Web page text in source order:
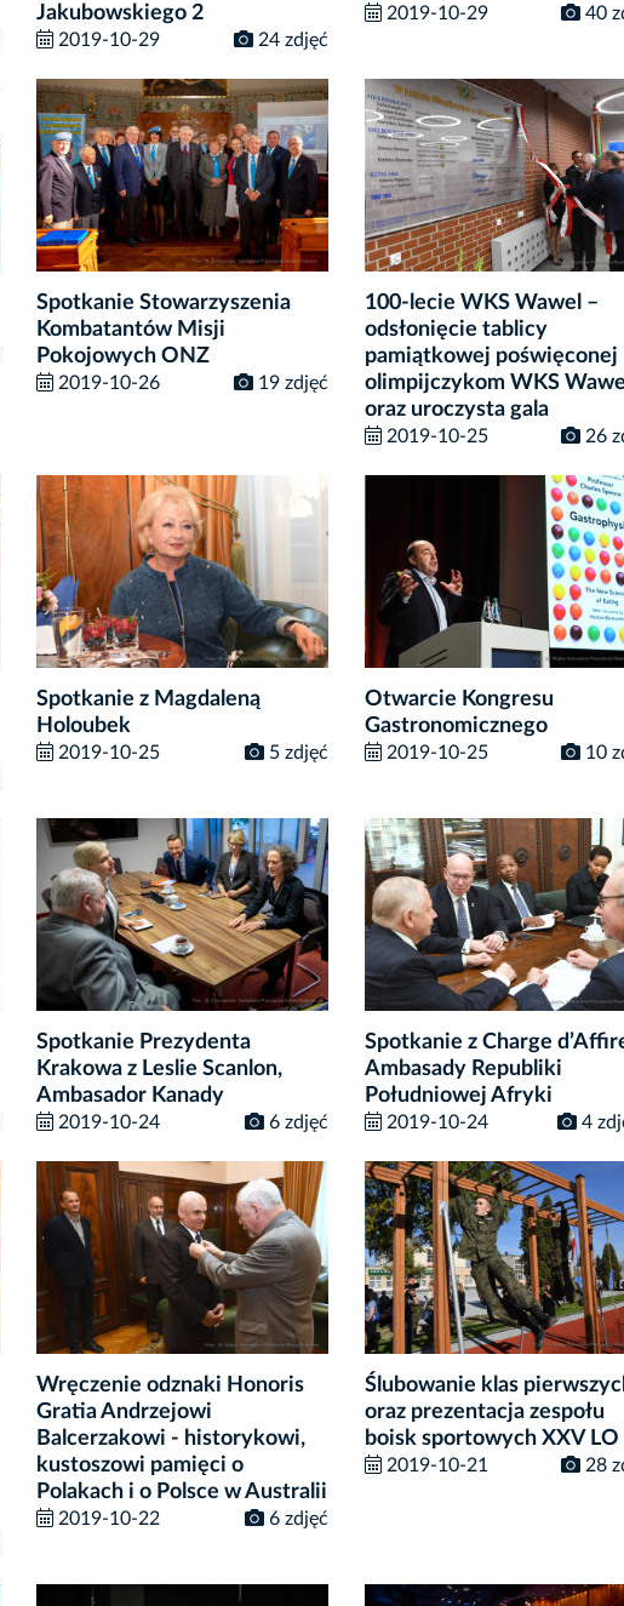
Jakubowskiego 2
2019-10-29 24 zdjęć
2019-10-29 40
Spotkanie Stowarzyszenia
Kombatantów Misji
Pokojowych ONZ
2019-10-26 19 zdjęć
100-lecie WKS Wawel –
odsłonięcie tablicy
pamiątkowej poświęconej
olimpijczykom WKS Wawel
oraz uroczysta gala
2019-10-25 26
Spotkanie z Magdaleną
Holoubek
2019-10-25 5 zdjęć
Otwarcie Kongresu
Gastronomicznego
2019-10-25 10
Spotkanie Prezydenta
Krakowa z Leslie Scanlon,
Ambasador Kanady
2019-10-24 6 zdjęć
Spotkanie z Charge
Ambasady Republiki
Południowej Afryki
2019-10-24 4
Wręczenie odznaki Honoris
Gratia Andrzejowi
Balcerzakowi - historykowi,
kustoszowi pamięci o
Polakach i o Polsce w Australii
2019-10-22 6 zdjęć
Ślubowanie klas
oraz prezentacja zespołu
boisk sportowych XXV LO
2019-10-21 28